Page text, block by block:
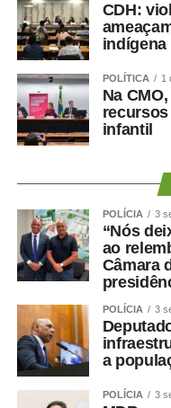
CDH:
indígena
POLÍTICA 1
Na
infantil
POLÍCIA 3
“Nós
ao
Câmara
POLÍCIA 3
a
POLÍCIA 3